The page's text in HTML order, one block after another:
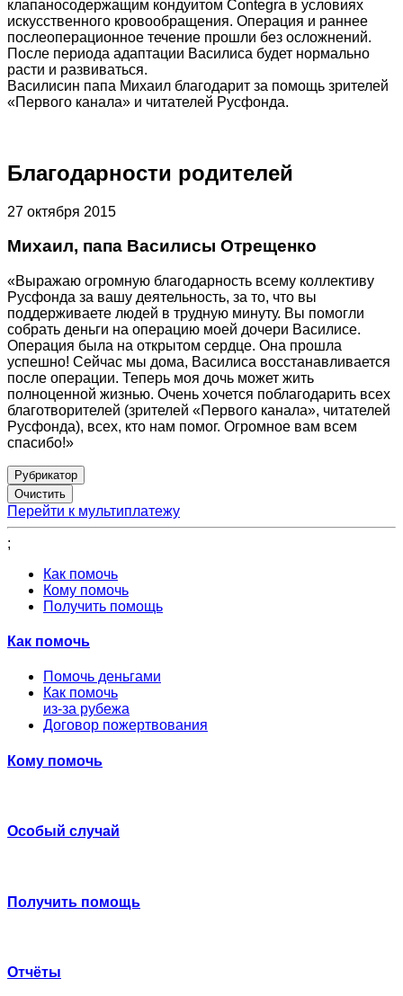
клапаносодержащим кондуитом Contegrа в условиях
искусственного кровообращения. Операция и раннее
послеоперационное течение прошли без осложнений.
После периода адаптации Василиса будет нормально
расти и развиваться.
Василисин папа Михаил благодарит за помощь зрителей
«Первого канала» и читателей Русфонда.
Благодарности родителей
27 октября 2015
Михаил, папа Василисы Отрещенко
«Выражаю огромную благодарность всему коллективу
Русфонда за вашу деятельность, за то, что вы
поддерживаете людей в трудную минуту. Вы помогли
собрать деньги на операцию моей дочери Василисе.
Операция была на открытом сердце. Она прошла
успешно! Сейчас мы дома, Василиса восстанавливается
после операции. Теперь моя дочь может жить
полноценной жизнью. Очень хочется поблагодарить всех
благотворителей (зрителей «Первого канала», читателей
Русфонда), всех, кто нам помог. Огромное вам всем
спасибо!»
Рубрикатор
Перейти к мультиплатежу
;
Как помочь
Кому помочь
Получить помощь
Как помочь
Помочь деньгами
Как помочь
из-за рубежа
Договор пожертвования
Кому помочь
Особый случай
Получить помощь
Отчёты